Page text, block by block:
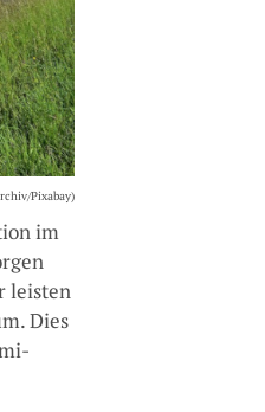
Pixabay)
im
leisten
Dies